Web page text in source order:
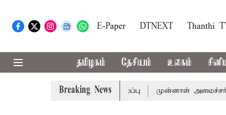
E-Paper DTNEXT Thanthi
தமிழகம் தேசியம் உலகம்
Breaking News
அமைச்சர் விஜய் அழைப்பு முன்னாள் அமைச்சர்